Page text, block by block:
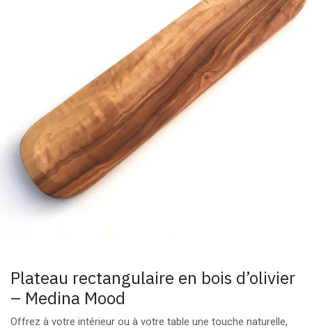
Plateau rectangulaire en bois d’olivier
– Medina Mood
Offrez à votre intérieur ou à votre table une touche naturelle,